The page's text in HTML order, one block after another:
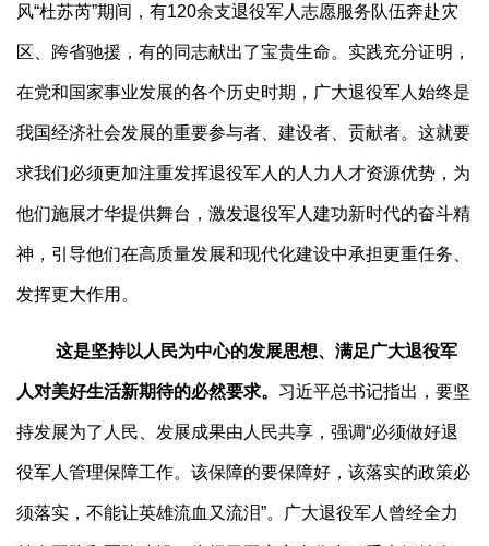
风“杜苏芮”期间，有120余支退役军人志愿服务队伍奔赴灾
区、跨省驰援，有的同志献出了宝贵生命。实践充分证明，
在党和国家事业发展的各个历史时期，广大退役军人始终是
我国经济社会发展的重要参与者、建设者、贡献者。这就要
求我们必须更加注重发挥退役军人的人力人才资源优势，为
他们施展才华提供舞台，激发退役军人建功新时代的奋斗精
神，引导他们在高质量发展和现代化建设中承担更重任务、
发挥更大作用。
这是坚持以人民为中心的发展思想、满足广大退役军
人对美好生活新期待的必然要求。 习近平总书记指出，要坚
持发展为了人民、发展成果由人民共享，强调“必须做好退
役军人管理保障工作。该保障的要保障好，该落实的政策必
须落实，不能让英雄流血又流泪”。广大退役军人曾经全力